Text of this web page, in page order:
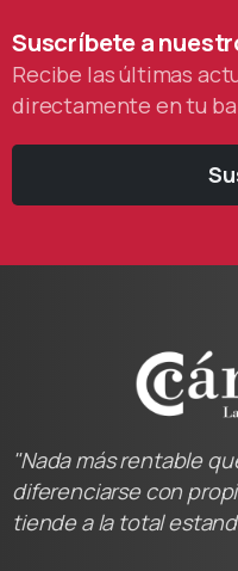
Suscríbetea
Recibe las últimas
directamente en tu
"Nada más rentable
diferenciarse con
tiende a la total